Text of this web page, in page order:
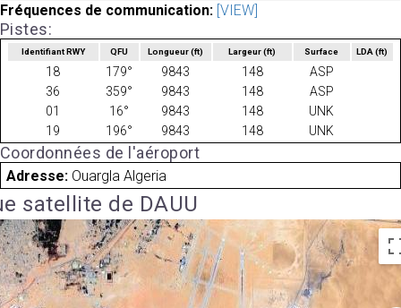
Fréquences de communication: [VIEW]
Pistes:
Identifiant RWY QFU Longueur(ft) Largeur(ft) Surface LDA(ft)
18 179° 9843 148
ASP
36
359° 9843 148
ASP
01
16° 9843 148
UNK
19
196° 9843 148 UNK
Coordonnées de l'aéroport
Adresse: Ouargla Algeria
satellite de DAUU